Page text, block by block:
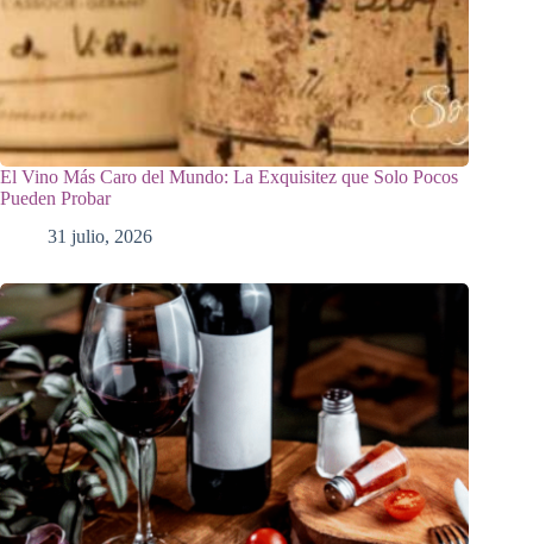
El Vino Más Caro del Mundo: La Exquisitez que Solo Pocos
Pueden Probar
31 julio, 2026